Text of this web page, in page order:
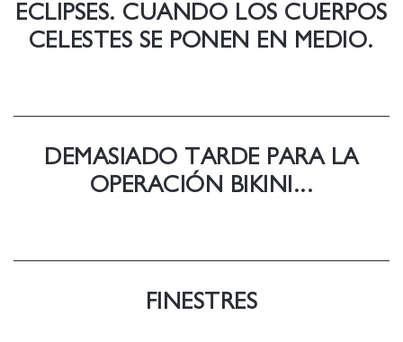
ECLIPSES. CUANDO LOS CUERPOS
CELESTES SE PONEN EN MEDIO.
DEMASIADO TARDE PARA LA
OPERACIÓN BIKINI...
FINESTRES